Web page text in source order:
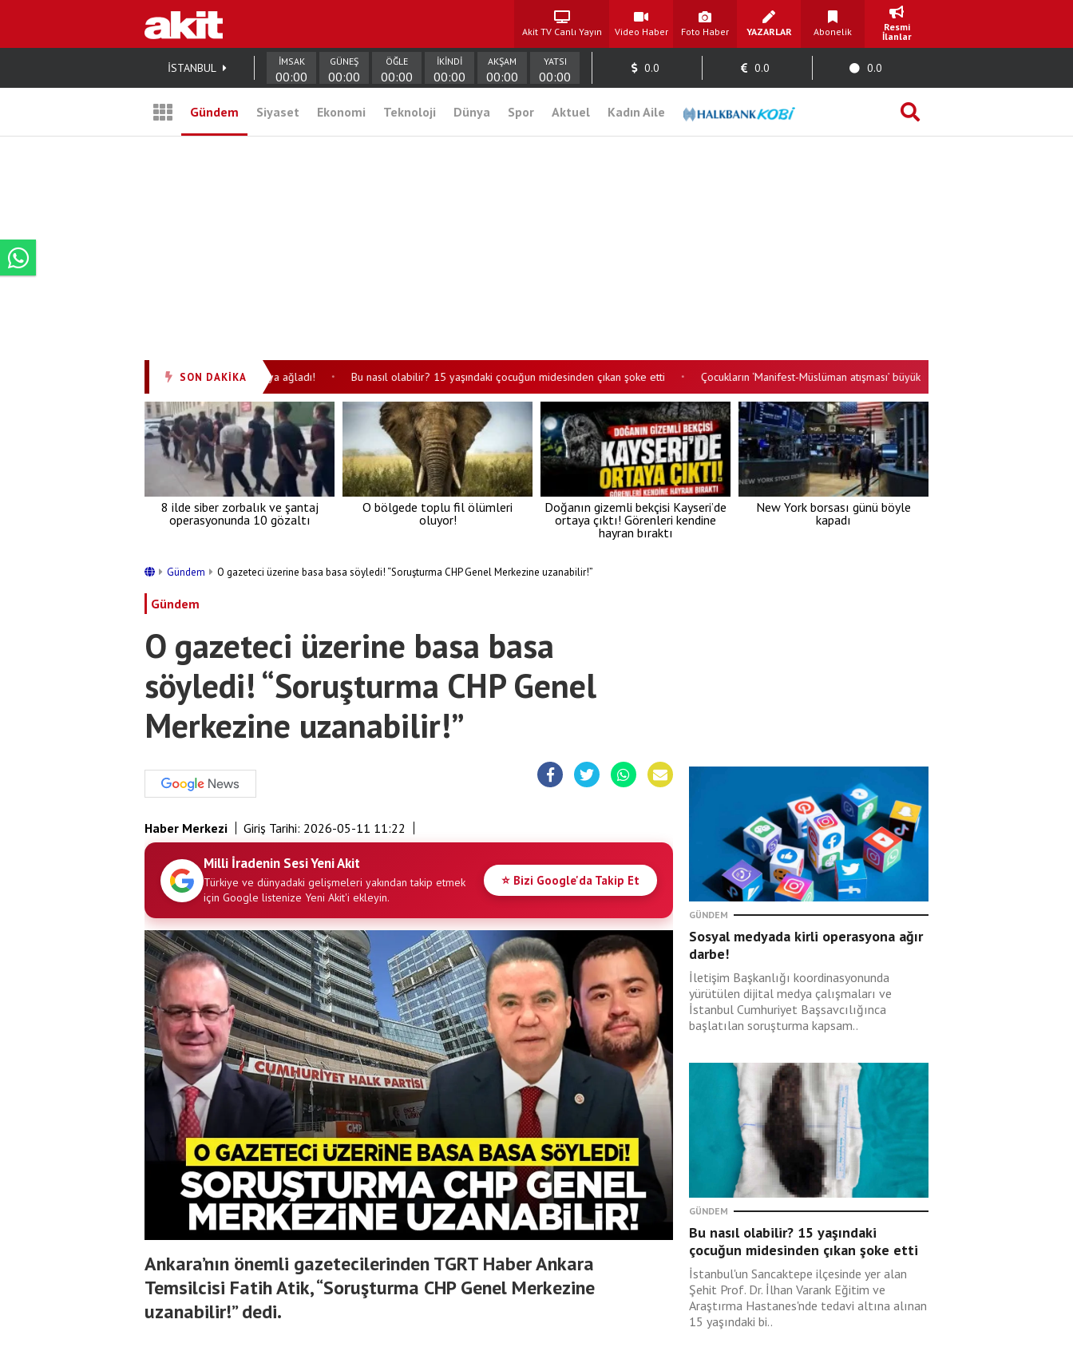
Akit TV Canlı Yayın Video Haber Foto Haber YAZARLAR Abonelik
Resmi
İlanlar
İSTANBUL İMSAK
00:00
GÜNEŞ
00:00
ÖĞLE
00:00
İKİNDİ
00:00
AKŞAM
00:00
YATSI
00:00
0.0 0.0 0.0
Gündem Siyaset Ekonomi Teknoloji Dünya Spor Aktuel Kadın Aile
SON DAKİKA
Huylu huyundan vazgeçmiyor! Özgür yine Batı’ya ağladı! • Bu nasıl olabilir? 15 yaşındaki çocuğun midesinden çıkan şoke etti • Çocukların ‘Manifest-Müslüman atışması’ büyük ilgi gördü: Alkışa göre değil, Kur’an’a
8 ilde siber zorbalık ve şantaj
operasyonunda 10 gözaltı
O bölgede toplu fil ölümleri
oluyor!
Doğanın gizemli bekçisi Kayseri’de
ortaya çıktı! Görenleri kendine
hayran bıraktı
New York borsası günü böyle
kapadı
Gündem O gazeteci üzerine basa basa söyledi! “Soruşturma CHP Genel Merkezine uzanabilir!”
Gündem
O gazeteci üzerine basa basa
söyledi! “Soruşturma CHP Genel
Merkezine uzanabilir!”
Haber Merkezi Giriş Tarihi: 2026-05-11 11:22
Milli İradenin Sesi Yeni Akit
Türkiye ve dünyadaki gelişmeleri yakından takip etmek
için Google listenize Yeni Akit'i ekleyin.
⭐ Bizi Google'da Takip Et
Ankara’nın önemli gazetecilerinden TGRT Haber Ankara
Temsilcisi Fatih Atik, “Soruşturma CHP Genel Merkezine
uzanabilir!” dedi.
GÜNDEM
Sosyal medyada kirli operasyona ağır
darbe!
İletişim Başkanlığı koordinasyonunda
yürütülen dijital medya çalışmaları ve
İstanbul Cumhuriyet Başsavcılığınca
başlatılan soruşturma kapsam..
GÜNDEM
Bu nasıl olabilir? 15 yaşındaki
çocuğun midesinden çıkan şoke etti
İstanbul'un Sancaktepe ilçesinde yer alan
Şehit Prof. Dr. İlhan Varank Eğitim ve
Araştırma Hastanes'nde tedavi altına alınan
15 yaşındaki bi..